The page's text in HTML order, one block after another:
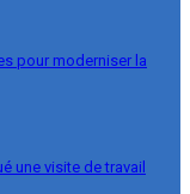
pour moderniser la
une visite de travail